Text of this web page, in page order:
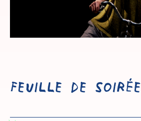
Feuille de soirée